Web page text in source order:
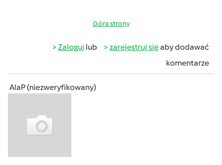
Góra strony
Zaloguj lub zarejestruj sięaby dodawać
komentarze
AlaP (niezweryfikowany)